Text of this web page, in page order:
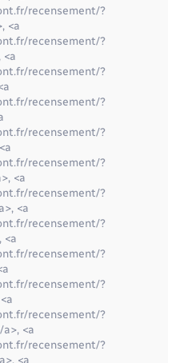
recensement/?
<a
recensement/?
<a
recensement/?
recensement/?
recensement/?
recensement/?
<a
recensement/?
<a
recensement/?
<a
recensement/?
recensement/?
recensement/?
<a
recensement/?